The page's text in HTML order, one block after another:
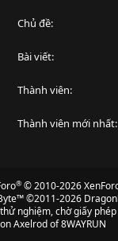
Chủ đề
Bài viết
Thành viên
Thành viên mới nhất
® © 2010-2026
©2011-2026
nghiệm, chờ giấy phép
Axelrod of8WAYRUN